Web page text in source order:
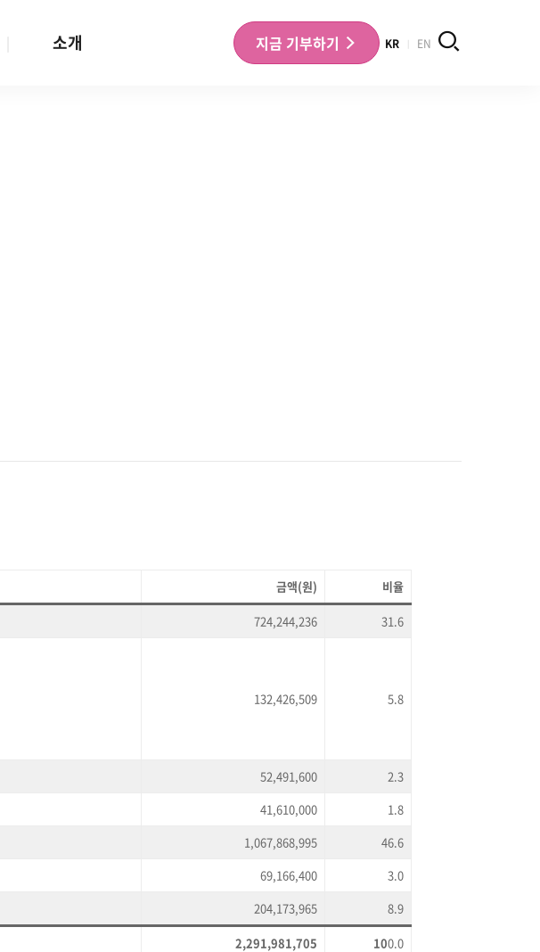
소개 지금 기부하기 KR EN
금액(원) 비율
724,244,236 31.6
132,426,509 5.8
52,491,600
2.3
41,610,000
1.8
1,067,868,995
46.6
69,166,400
3.0
204,173,965 8.9
2,291,981,705 100.0